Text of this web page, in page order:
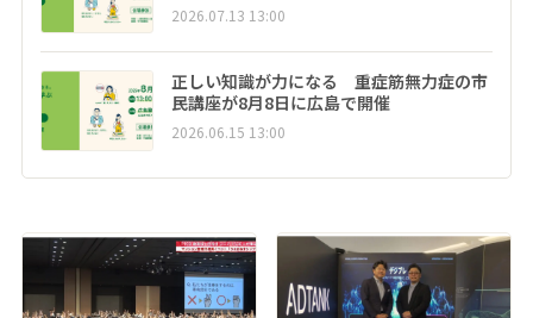
2026.07.13 13:00
正しい知識が力になる 重症筋無力症の市
民講座が8月8日に広島で開催
2026.06.15 13:00